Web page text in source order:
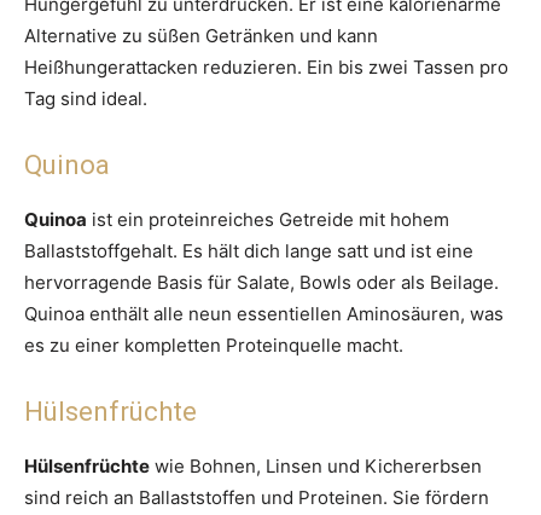
Alternative zu süßen Getränken und kann
Heißhungerattacken reduzieren. Ein bis zwei Tassen pro
Tag sind ideal.
Quinoa
Quinoa ist ein proteinreiches Getreide mit hohem
Ballaststoffgehalt. Es hält dich lange satt und ist eine
hervorragende Basis für Salate, Bowls oder als Beilage.
Quinoa enthält alle neun essentiellen Aminosäuren, was
es zu einer kompletten Proteinquelle macht.
Hülsenfrüchte
Hülsenfrüchte wie Bohnen, Linsen und Kichererbsen
sind reich an Ballaststoffen und Proteinen. Sie fördern